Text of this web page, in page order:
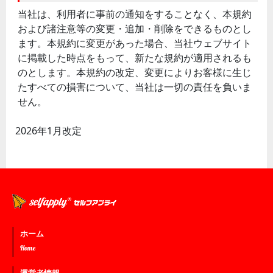
当社は、利用者に事前の通知をすることなく、本規約
および諸注意等の変更・追加・削除をできるものとし
ます。本規約に変更があった場合、当社ウェブサイト
に掲載した時点をもって、新たな規約が適用されるも
のとします。本規約の改定、変更によりお客様に生じ
たすべての損害について、当社は一切の責任を負いま
せん。
2026年1月改定
ホーム
Home